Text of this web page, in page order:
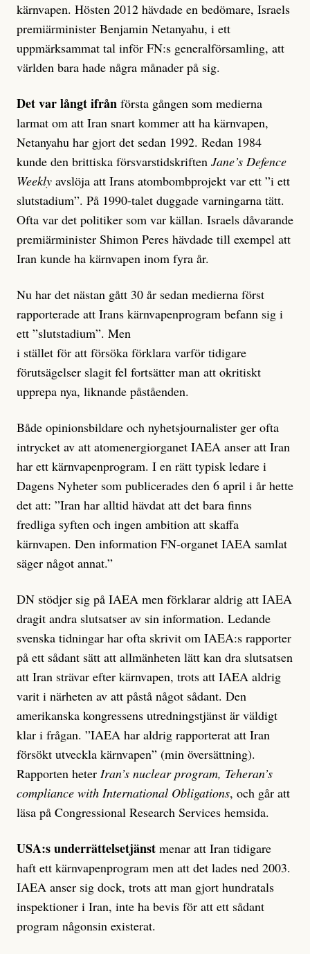
kärnvapen. Hösten 2012 hävdade en bedömare, Israels
premiärminister Benjamin Netanyahu, i ett
uppmärksammat tal inför FN:s generalförsamling, att
världen bara hade några månader på sig.
Det var långt ifrån första gången som medierna
larmat om att Iran snart kommer att ha kärnvapen,
Netanyahu har gjort det sedan 1992. Redan 1984
kunde den brittiska försvarstidskriften Jane’s Defence
Weekly avslöja att Irans atombombprojekt var ett ”i ett
slutstadium”. På 1990-talet duggade varningarna tätt.
Ofta var det politiker som var källan. Israels dåvarande
premiärminister Shimon Peres hävdade till exempel att
Iran kunde ha kärnvapen inom fyra år.
Nu har det nästan gått 30 år sedan medierna först
rapporterade att Irans kärnvapenprogram befann sig i
ett ”slutstadium”. Men
i stället för att försöka förklara varför tidigare
förutsägelser slagit fel fortsätter man att okritiskt
upprepa nya, liknande påståenden.
Både opinionsbildare och nyhetsjournalister ger ofta
intrycket av att atomenergiorganet IAEA anser att Iran
har ett kärnvapenprogram. I en rätt typisk ledare i
Dagens Nyheter som publicerades den 6 april i år hette
det att: ”Iran har alltid hävdat att det bara finns
fredliga syften och ingen ambition att skaffa
kärnvapen. Den information FN-organet IAEA samlat
säger något annat.”
DN stödjer sig på IAEA men förklarar aldrig att IAEA
dragit andra slutsatser av sin information. Ledande
svenska tidningar har ofta skrivit om IAEA:s rapporter
på ett sådant sätt att allmänheten lätt kan dra slutsatsen
att Iran strävar efter kärnvapen, trots att IAEA aldrig
varit i närheten av att påstå något sådant. Den
amerikanska kongressens utredningstjänst är väldigt
klar i frågan. ”IAEA har aldrig rapporterat att Iran
försökt utveckla kärnvapen” (min översättning).
Rapporten heter Iran’s nuclear program, Teheran’s
compliance with International Obligations, och går att
läsa på Congressional Research Services hemsida.
USA:s underrättelsetjänst menar att Iran tidigare
haft ett kärnvapenprogram men att det lades ned 2003.
IAEA anser sig dock, trots att man gjort hundratals
inspektioner i Iran, inte ha bevis för att ett sådant
program någonsin existerat.